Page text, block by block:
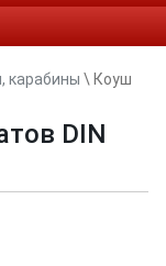
карабины \ Коуш
DIN